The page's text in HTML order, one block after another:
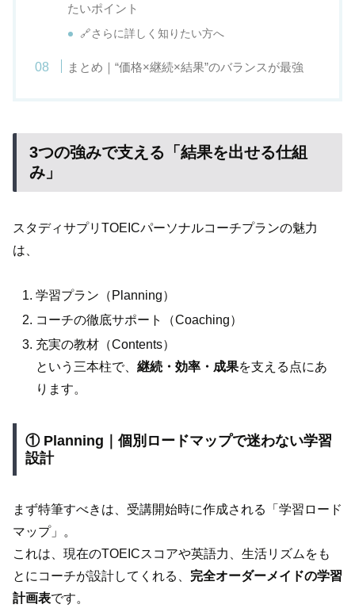
たいポイント
🔗さらに詳しく知りたい方へ
まとめ｜“価格×継続×結果”のバランスが最強
3つの強みで支える「結果を出せる仕組
み」
スタディサプリTOEICパーソナルコーチプランの魅力
は、
学習プラン（Planning）
コーチの徹底サポート（Coaching）
充実の教材（Contents）
という三本柱で、継続・効率・成果を支える点にあ
ります。
① Planning｜個別ロードマップで迷わない学習
設計
まず特筆すべきは、受講開始時に作成される「学習ロード
マップ」。
これは、現在のTOEICスコアや英語力、生活リズムをも
とにコーチが設計してくれる、 完全オーダーメイドの学習
計画表です。